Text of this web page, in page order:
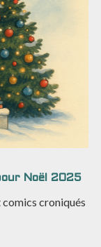
Noël 2025
croniqués